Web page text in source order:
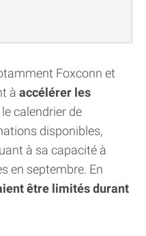
Foxconn et
à accélérer les
calendrier de
disponibles,
à sa capacité à
en septembre. En
être limités durant